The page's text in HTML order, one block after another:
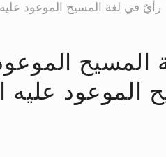
لأقوال المستشرقين في
دلالات، حِكم، وأهداف >> المزيد
المقال في أهمية عيد
المقال في أهمية عيد
حِكم، وأهداف >> المزيد
رأيٌ في لغة المسيح الموعود عليه السلام ..«3» نظرة في شعر
الموعود عليه